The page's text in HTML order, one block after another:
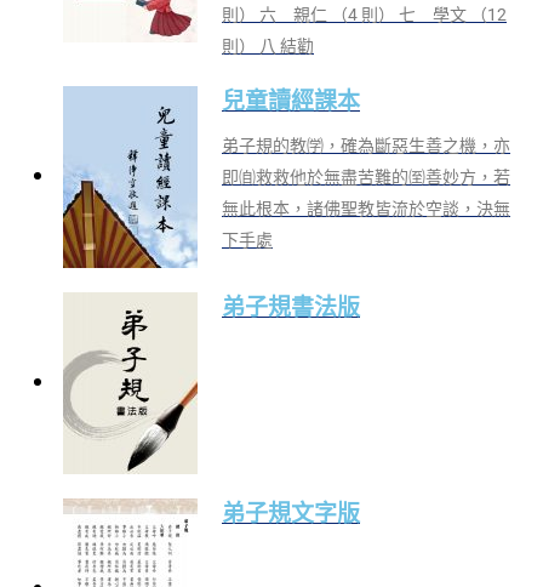
則） 六 親仁 （4 則） 七 學文 （12
則） 八 結勸
兒童讀經課本
弟子規的教㈻，確為斷惡生善之機，亦
即㉂救救他於無盡苦難的㉃善妙方，若
無此根本，諸佛聖教皆流於空談，決無
下手處
弟子規書法版
弟子規文字版